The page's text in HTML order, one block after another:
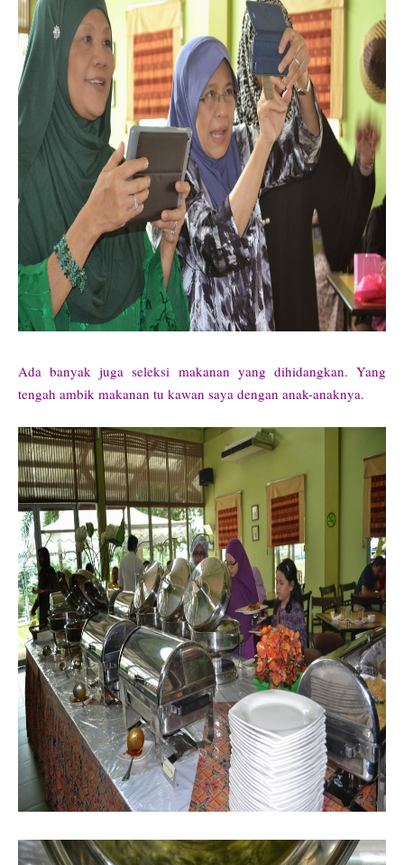
Ada banyak juga seleksi makanan yang dihidangkan. Yang
tengah ambik makanan tu kawan saya dengan anak-anaknya.